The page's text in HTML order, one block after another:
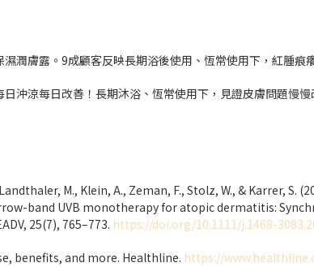
潤膚露。9成顧客反映長期浴後使用、恆常使用下，紅腫痕
日沖涼每日改善！ 長期沐浴、恆常使用下，見證皮膚問題慢
M., Klein, A., Zeman, F., Stolz, W., & Karrer,
band UVB monotherapy for atopic dermatitis:
25(7), 765–773. https://doi.org/10.1111/j.1468-
benefits, and more. Healthline. https://